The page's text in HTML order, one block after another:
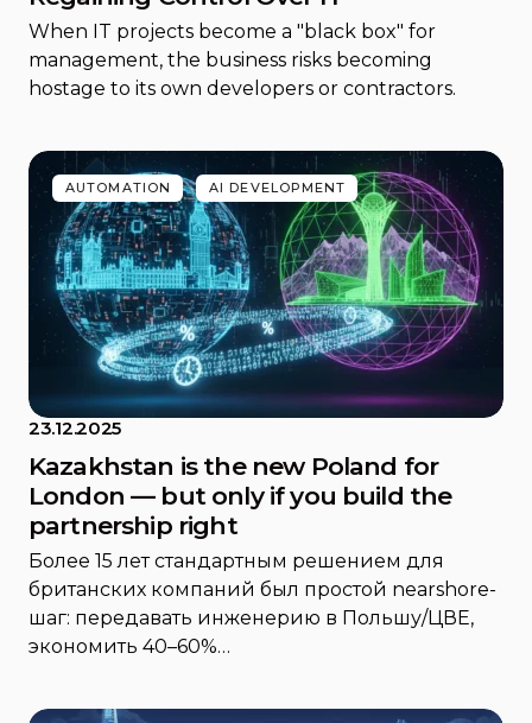
When IT projects become a "black box" for
management, the business risks becoming
hostage to its own developers or contractors.
AUTOMATION AI DEVELOPMENT
23.12.2025
Kazakhstan is the new Poland for
London — but only if you build the
partnership right
Более 15 лет стандартным решением для
британских компаний был простой nearshore-
шаг: передавать инженерию в Польшу/ЦВЕ,
экономить 40–60%…